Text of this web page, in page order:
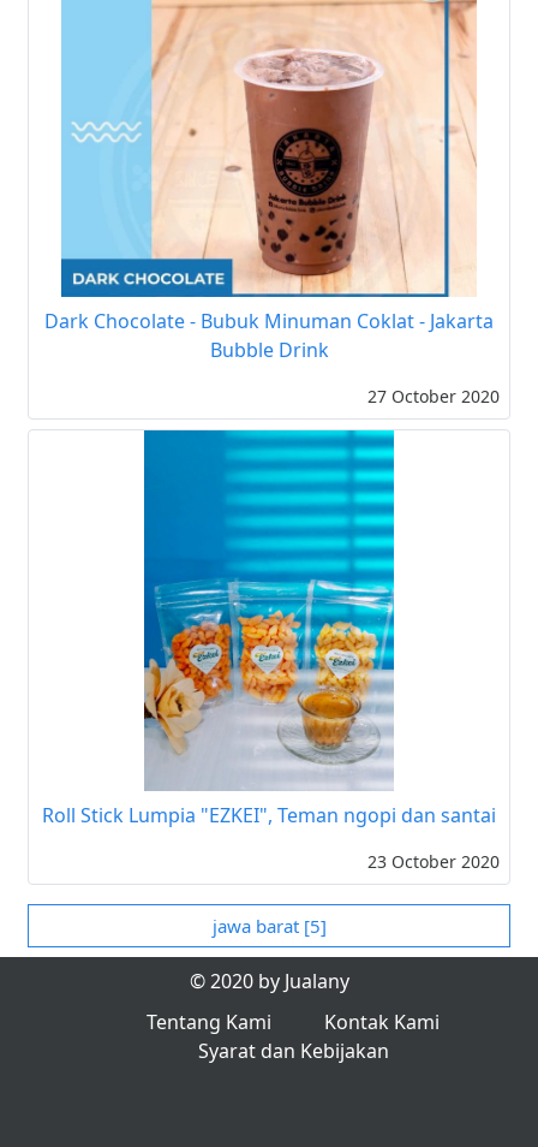
Dark Chocolate - Bubuk Minuman Coklat - Jakarta
Bubble Drink
27 October 2020
Roll Stick Lumpia "EZKEI", Teman ngopi dan santai
23 October 2020
jawa barat [5]
© 2020 by Jualany
Tentang Kami
Kontak Kami
Syarat dan Kebijakan